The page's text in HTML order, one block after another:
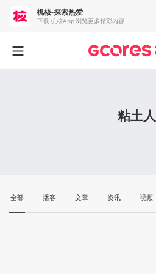
粘土人
全部 播客 文章 资讯 视频
机核-探索热爱
下载 机核App 浏览更多精彩内容